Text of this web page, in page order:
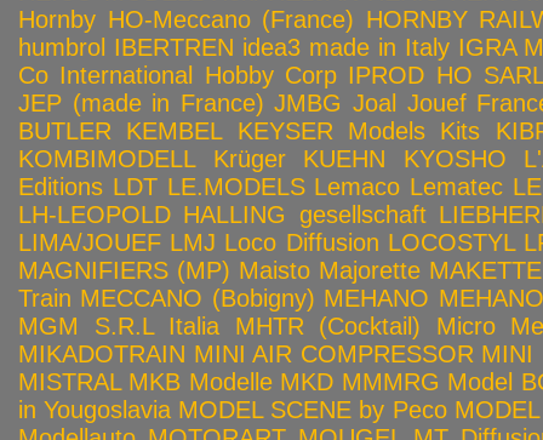
Hornby HO-Meccano (France) HORNBY
humbrol IBERTREN idea3 made in Italy IGRA
Co International Hobby Corp IPROD HO
JEP (made in France) JMBG Joal Jouef
BUTLER
KEMBEL KEYSER Models Kits
KOMBIMODELL
Krüger KUEHN KYOSHO
Editions LDT LE.MODELS Lemaco Lematec
LH-LEOPOLD HALLING gesellschaft
LIMA/JOUEF LMJ Loco Diffusion LOCOSTYL
MAGNIFIERS (MP) Maisto Majorette MAKETTE
Train MECCANO (Bobigny) MEHANO
MGM S.R.L Italia
MHTR (Cocktail)
Micro
MIKADOTRAIN MINI AIR COMPRESSOR MINI
MISTRAL MKB Modelle MKD MMMRG Model
in Yougoslavia MODEL SCENE by Peco